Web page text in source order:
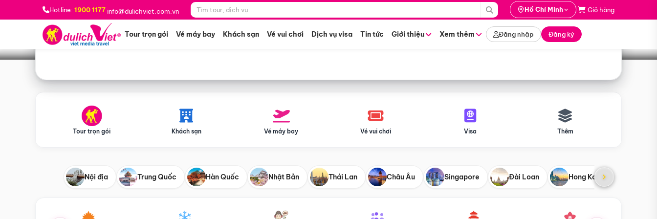
Hotline: 1900 1177 info@dulichviet.com.vn Hồ Chí Minh Giỏ hàng
Tour trọn gói Vé máy bay Khách sạn Vé vui chơi Dịch vụ visa Tin tức Giới thiệu Xem thêm Đăng nhập Đăng ký
Bạn muốn đi đâu? *
Tìm tour
Tour trọn gói Khách sạn Vé máy bay Vé vui chơi Visa Thêm
Nội địa Trung Quốc Hàn Quốc Nhật Bản Thái Lan Châu Âu Singapore Đài Loan Hong Kong